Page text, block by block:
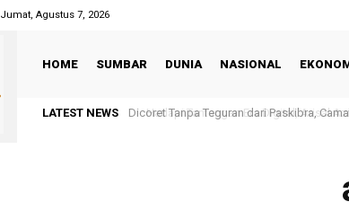
Jumat, Agustus 7, 2026
HOME SUMBAR DUNIA NASIONAL
LATEST NEWSDicoret Tanpa Teguran dari Paskibra,
Hadapi Tantangan Era Digital, Arisal Aziz